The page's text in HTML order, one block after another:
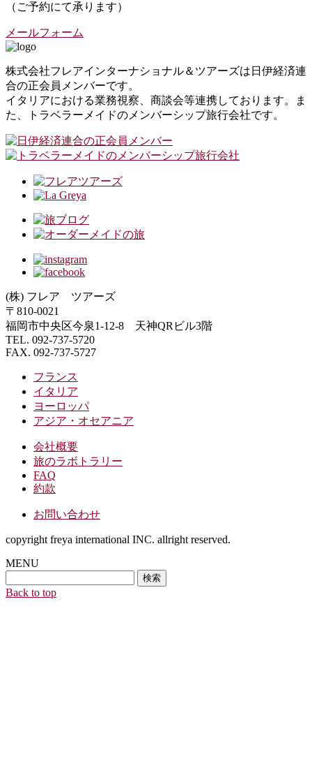
（ご予約にて承ります）
メールフォーム
株式会社フレアインターナショナル＆ツアーズは日伊経済連
合の正会員メンバーです。
イタリアにおける業務視察、商談会等連携しております。ま
た、トラベラーメイドのメンバーシップ旅行会社です。
(株) フレア ツアーズ
〒810-0021
福岡市中央区今泉1-12-8 天神QRビル3階
TEL. 092-737-5720
FAX. 092-737-5727
フランス
イタリア
ヨーロッパ
アジア・オセアニア
会社概要
旅のラボトラリー
FAQ
約款
お問い合わせ
copyright freya international INC. allright reserved.
MENU
索:
Back to top